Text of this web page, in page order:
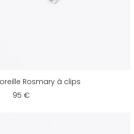
Rosmary à clips
95 €